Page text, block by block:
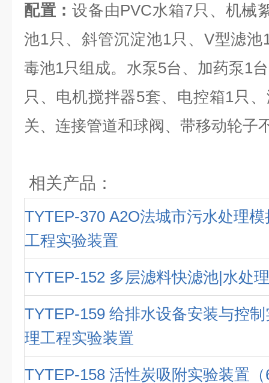
配置：设备由PVC水箱7只、机械
池1只、斜管沉淀池1只、V型滤
毒池1只组成。水泵5台、加药泵1
只、电机搅拌器5套、电控箱1只
关、连接管道和球阀、带移动轮子
相关产品：
TYTEP-370 A2O法城市污水处理
工程实验装置
TYTEP-152 多层滤料快滤池|水处
TYTEP-159 给排水设备安装与控
理工程实验装置
TYTEP-158 活性炭吸附实验装置